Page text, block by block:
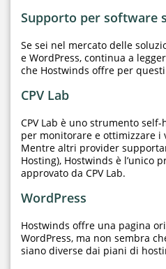
Supporto per software
Se sei nel mercato delle
e WordPress, continua a
che Hostwinds offre per
CPV Lab
CPV Lab è uno strumento
per monitorare e ottimizzare i
Mentre altri provider
Hosting), Hostwinds è l’unico
approvato da CPV Lab.
WordPress
Hostwinds offre una pagina
WordPress, ma non sembra
siano diverse dai piani di